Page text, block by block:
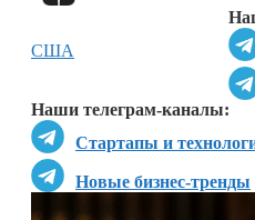
Наши телеграм-каналы:
Стартапы и
Новые бизнес-тренды
США